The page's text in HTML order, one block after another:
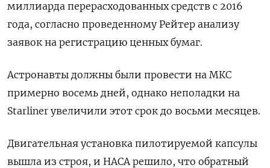
миллиарда перерасходованных средств с 2016
года, согласно проведенному Рейтер анализу
заявок на регистрацию ценных бумаг.
Астронавты должны были провести на МКС
примерно восемь дней, однако неполадки на
Starliner увеличили этот срок до восьми месяцев.
Двигательная установка пилотируемой капсулы
вышла из строя, и НАСА решило, что обратный